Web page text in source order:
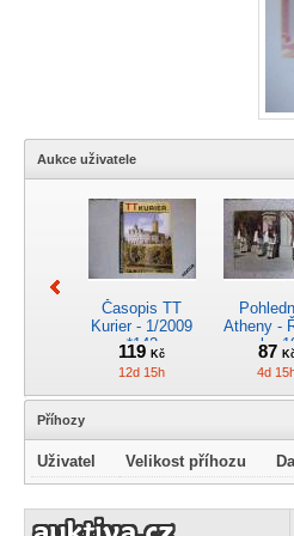
Aukce uživatele
Časopis TT
Kurier - 1/2009
*142
119Kč
12d 15h
Atheny -
z roku
Nová
87
4d
Kreslený
obrázek parní
4osý
Příhozy
Uživatel Velikost příhozu